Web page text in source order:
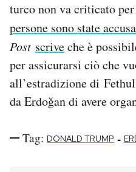
turco non va criticato
persone sono state
Post scriveche è
per assicurarsi ciò che
all’estradizione di
da Erdoğan di avere
Tag: DONALD TRUMP -